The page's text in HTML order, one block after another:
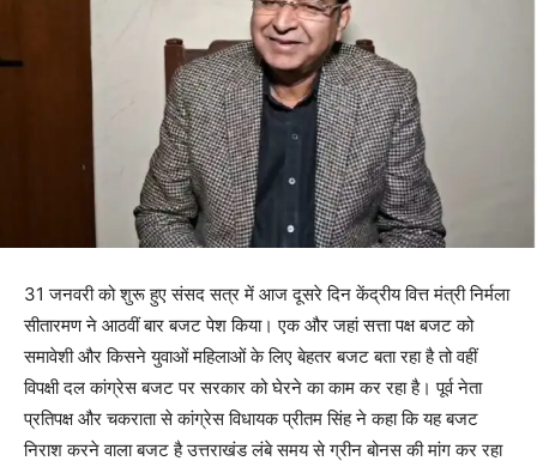
31 जनवरी को शुरू हुए संसद सत्र में आज दूसरे दिन केंद्रीय वित्त मंत्री निर्मला
सीतारमण ने आठवीं बार बजट पेश किया। एक और जहां सत्ता पक्ष बजट को
समावेशी और किसने युवाओं महिलाओं के लिए बेहतर बजट बता रहा है तो वहीं
विपक्षी दल कांग्रेस बजट पर सरकार को घेरने का काम कर रहा है। पूर्व नेता
प्रतिपक्ष और चकराता से कांग्रेस विधायक प्रीतम सिंह ने कहा कि यह बजट
निराश करने वाला बजट है उत्तराखंड लंबे समय से ग्रीन बोनस की मांग कर रहा